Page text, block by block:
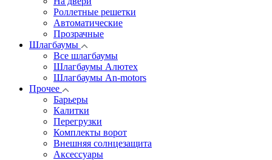
Роллетные решетки
Автоматические
Прозрачные
Шлагбаумы
Все шлагбаумы
Шлагбаумы Алютех
Шлагбаумы An-motors
Прочее
Барьеры
Калитки
Перегрузки
Комплекты ворот
Внешняя солнцезащита
Аксессуары